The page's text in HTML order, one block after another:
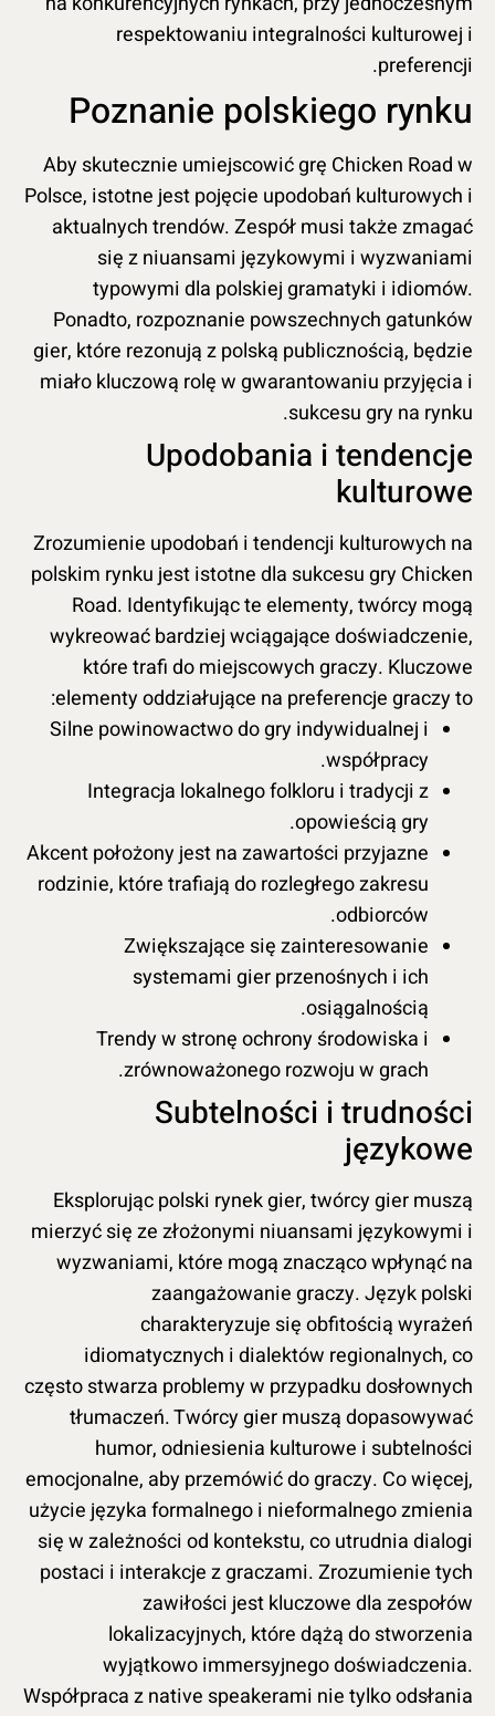
respektowaniu integralności kulturowej i
preferencji.
Poznanie polskiego rynku
Aby skutecznie umiejscowić grę Chicken Road w
Polsce, istotne jest pojęcie upodobań kulturowych i
aktualnych trendów. Zespół musi także zmagać
się z niuansami językowymi i wyzwaniami
typowymi dla polskiej gramatyki i idiomów.
Ponadto, rozpoznanie powszechnych gatunków
gier, które rezonują z polską publicznością, będzie
miało kluczową rolę w gwarantowaniu przyjęcia i
sukcesu gry na rynku.
Upodobania i tendencje
kulturowe
Zrozumienie upodobań i tendencji kulturowych na
polskim rynku jest istotne dla sukcesu gry Chicken
Road. Identyfikując te elementy, twórcy mogą
wykreować bardziej wciągające doświadczenie,
które trafi do miejscowych graczy. Kluczowe
elementy oddziałujące na preferencje graczy to:
Silne powinowactwo do gry indywidualnej i
współpracy.
Integracja lokalnego folkloru i tradycji z
opowieścią gry.
Akcent położony jest na zawartości przyjazne
rodzinie, które trafiają do rozległego zakresu
odbiorców.
Zwiększające się zainteresowanie
systemami gier przenośnych i ich
osiągalnością.
Trendy w stronę ochrony środowiska i
zrównoważonego rozwoju w grach.
Subtelności i trudności
językowe
Eksplorując polski rynek gier, twórcy gier muszą
mierzyć się ze złożonymi niuansami językowymi i
wyzwaniami, które mogą znacząco wpłynąć na
zaangażowanie graczy. Język polski
charakteryzuje się obfitością wyrażeń
idiomatycznych i dialektów regionalnych, co
często stwarza problemy w przypadku dosłownych
tłumaczeń. Twórcy gier muszą dopasowywać
humor, odniesienia kulturowe i subtelności
emocjonalne, aby przemówić do graczy. Co więcej,
użycie języka formalnego i nieformalnego zmienia
się w zależności od kontekstu, co utrudnia dialogi
postaci i interakcje z graczami. Zrozumienie tych
zawiłości jest kluczowe dla zespołów
lokalizacyjnych, które dążą do stworzenia
wyjątkowo immersyjnego doświadczenia.
Współpraca z native speakerami nie tylko odsłania